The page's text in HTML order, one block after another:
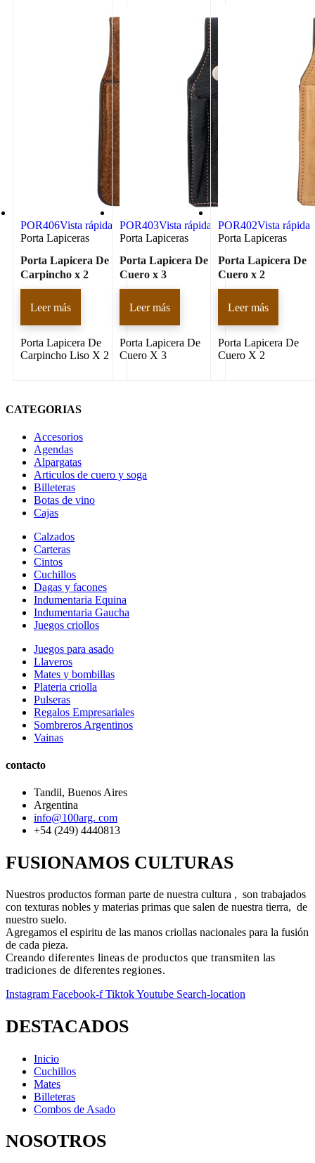
POR406Vista rápida
Porta Lapiceras
Porta Lapicera De
Carpincho x 2
Leer más
Porta Lapicera De
Carpincho Liso X 2
POR403Vista rápida
Porta Lapiceras
Porta Lapicera De
Cuero x 3
Leer más
Porta Lapicera De
Cuero X 3
POR402Vista rápida
Porta Lapiceras
Porta Lapicera De
Cuero x 2
Leer más
Porta Lapicera De
Cuero X 2
CATEGORIAS
Accesorios
Agendas
Alpargatas
Articulos de cuero y soga
Billeteras
Botas de vino
Cajas
Calzados
Carteras
Cintos
Cuchillos
Dagas y facones
Indumentaria Equina
Indumentaria Gaucha
Juegos criollos
Juegos para asado
Llaveros
Mates y bombillas
Plateria criolla
Pulseras
Regalos Empresariales
Sombreros Argentinos
Vainas
contacto
Tandil, Buenos Aires
Argentina
info@100arg. com
+54 (249) 4440813
FUSIONAMOS CULTURAS
Nuestros productos forman parte de nuestra cultura , son trabajados
con texturas nobles y materias primas que salen de nuestra tierra, de
nuestro suelo.
Agregamos el espiritu de las manos criollas nacionales para la fusión
de cada pieza.
Creando diferentes lineas de productos que transmiten las
tradiciones de diferentes regiones.
Instagram Facebook-f TiktokYoutube Search-location
DESTACADOS
Inicio
Cuchillos
Mates
Billeteras
Combos de Asado
NOSOTROS